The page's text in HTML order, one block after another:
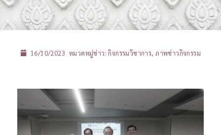
16/10/2023 หมวดหมู่ข่าว:กิจกรรมวิชาการ,ภาพข่าวกิจกรรม